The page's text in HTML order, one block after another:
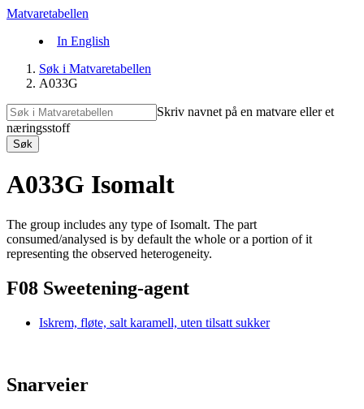
Matvaretabellen
In English
Søk i Matvaretabellen
A033G
Skriv navnet på en matvare eller et
næringsstoff
Søk
A033G Isomalt
The group includes any type of Isomalt. The part
consumed/analysed is by default the whole or a portion of it
representing the observed heterogeneity.
F08 Sweetening-agent
Iskrem, fløte, salt karamell, uten tilsatt sukker
Snarveier